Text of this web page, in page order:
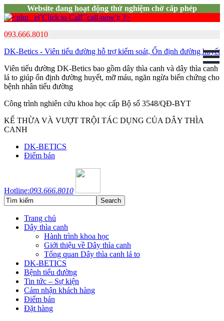
Website đang hoạt động thử nghiệm chờ cấp phép
093.666.8010
DK-Betics - Viên tiểu đường hỗ trợ kiểm soát, Ổn định đường huyết
Viên tiểu đường DK-Betics bao gồm dây thìa canh và dây thìa canh
lá to giúp ổn định đường huyết, mỡ máu, ngăn ngừa biến chứng cho
bệnh nhân tiểu đường
Công trình nghiên cứu khoa học cấp Bộ số 3548/QĐ-BYT
KẾ THỪA VÀ VƯỢT TRỘI TÁC DỤNG CỦA DÂY THÌA
CANH
DK-BETICS
Điểm bán
Hotline:093.666.8010
Trang chủ
Dây thìa canh
Hành trình khoa học
Giới thiệu về Dây thìa canh
Tổng quan Dây thìa canh lá to
DK-BETICS
Bệnh tiểu đường
Tin tức – Sự kiện
Cảm nhận khách hàng
Điểm bán
Đặt hàng